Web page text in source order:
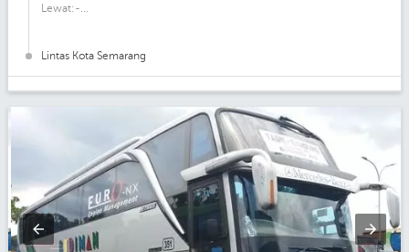
Lewat:-...
Lintas Kota Semarang